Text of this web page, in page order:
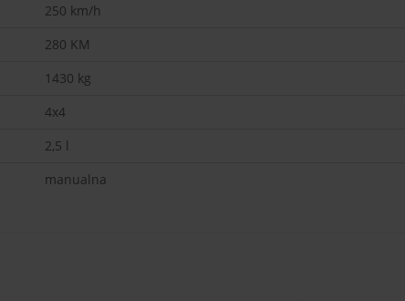
250 km/h
280 KM
1430 kg
4x4
2,5 l
manualna